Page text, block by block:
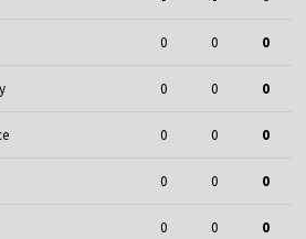
0 0 0
0 0 0
0 0 0
0 0 0
0 0 0